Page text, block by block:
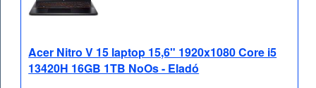
Acer Nitro V 15 laptop 15,6" 1920x1080 Core i5
13420H 16GB 1TB NoOs - Eladó